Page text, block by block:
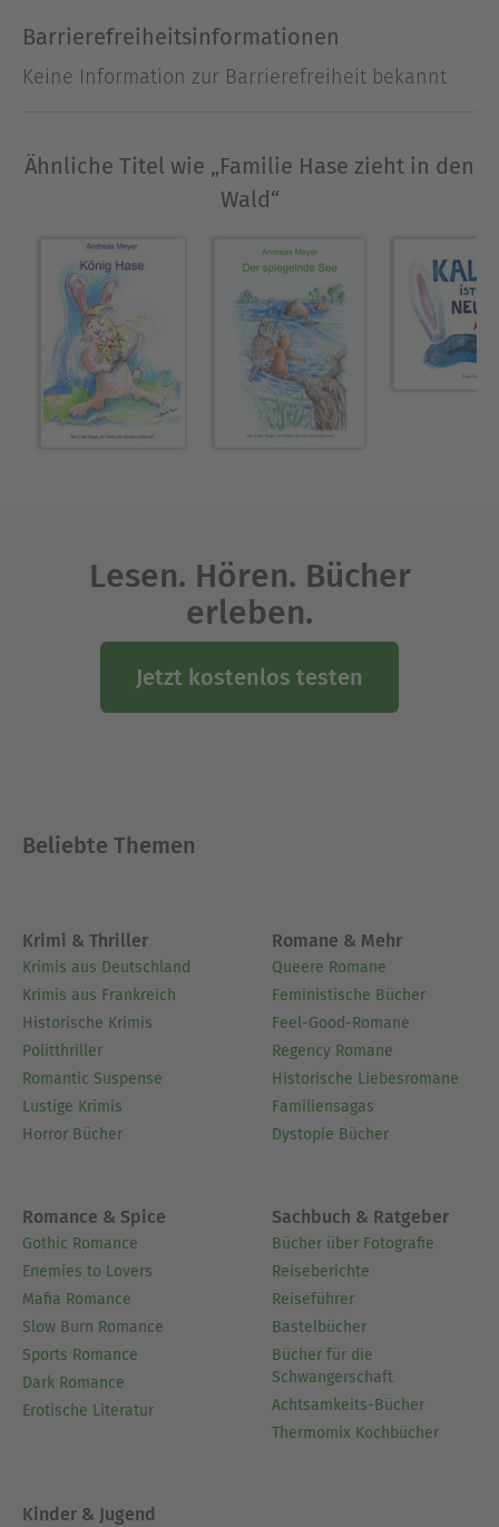
Barrierefreiheitsinformationen
Keine Information zur Barrierefreiheit bekannt
Ähnliche Titel wie „Familie Hase zieht in den
Wald“
Lesen. Hören. Bücher
erleben.
Jetzt kostenlos testen
Beliebte Themen
Krimi & Thriller
Krimis aus Deutschland
Krimis aus Frankreich
Historische Krimis
Politthriller
Romantic Suspense
Lustige Krimis
Horror Bücher
Romane & Mehr
Queere Romane
Feministische Bücher
Feel-Good-Romane
Regency Romane
Historische Liebesromane
Familiensagas
Dystopie Bücher
Romance & Spice
Gothic Romance
Enemies to Lovers
Mafia Romance
Slow Burn Romance
Sports Romance
Dark Romance
Erotische Literatur
Sachbuch & Ratgeber
Bücher über Fotografie
Reiseberichte
Reiseführer
Bastelbücher
Bücher für die
Schwangerschaft
Achtsamkeits-Bücher
Thermomix Kochbücher
Kinder & Jugend